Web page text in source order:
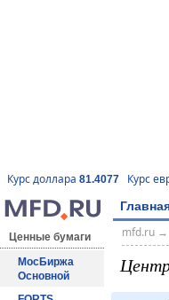
Курс доллара 81.4077 Курс
Ценные бумаги
МосБиржа
Основной
mfd.ru→